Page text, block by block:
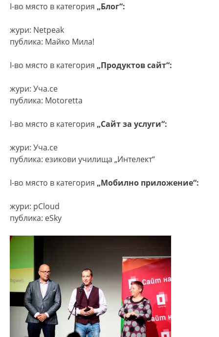
I-во място в категория „Блог“:
жури: Netpeak
публика: Майко Мила!
I-во място в категория „Продуктов сайт“:
жури: Уча.се
публика: Motoretta
I-во място в категория „Сайт за услуги“:
жури: Уча.се
публика: езикови училища „Интелект“
I-во място в категория „Мобилно приложение“:
жури: pCloud
публика: eSky